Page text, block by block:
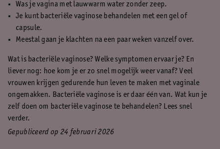
Was je vagina met lauwwarm water zonder zeep.
Je kunt bacteriële vaginose behandelen met een gel of
capsule.
Meestal gaan je klachten na een paar weken vanzelf over.
Wat is bacteriële vaginose? Welke symptomen ervaar je? En
liever nog: hoe kom je er zo snel mogelijk weer vanaf? Veel
vrouwen krijgen gedurende hun leven te maken met vaginale
ongemakken. Bacteriële vaginose is er daar één van. Wat kun je
zelf doen om bacteriële vaginose te behandelen? Lees snel
verder.
Gepubliceerd op 24 februari 2026